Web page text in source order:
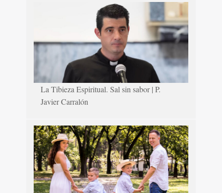
La Tibieza Espiritual. Sal sin sabor | P.
Javier Carralón